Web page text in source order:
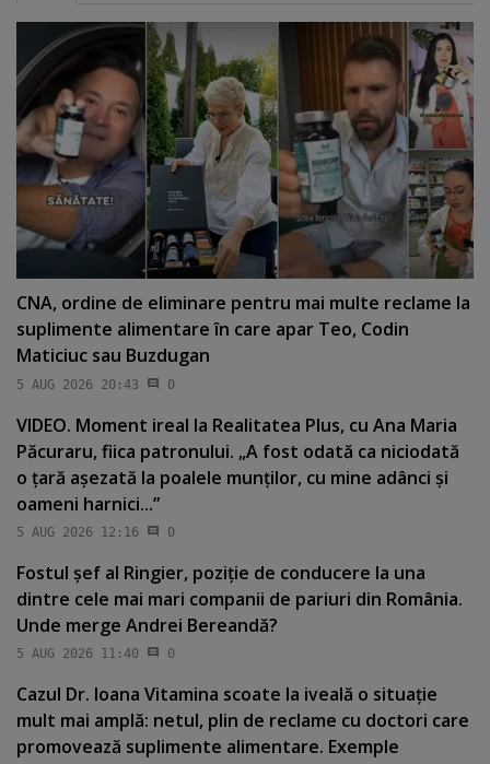
CNA, ordine de eliminare pentru mai multe reclame la
suplimente alimentare în care apar Teo, Codin
Maticiuc sau Buzdugan
5 AUG 2026 20:43 0
VIDEO. Moment ireal la Realitatea Plus, cu Ana Maria
Păcuraru, fiica patronului. „A fost odată ca niciodată
o ţară aşezată la poalele munţilor, cu mine adânci şi
oameni harnici...”
5 AUG 2026 12:16 0
Fostul şef al Ringier, poziţie de conducere la una
dintre cele mai mari companii de pariuri din România.
Unde merge Andrei Bereandă?
5 AUG 2026 11:40 0
Cazul Dr. Ioana Vitamina scoate la iveală o situaţie
mult mai amplă: netul, plin de reclame cu doctori care
promovează suplimente alimentare. Exemple